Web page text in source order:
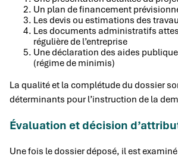
Un plan de financement
Les devis ou estimations des
Les documents administratifs
régulière de l’entreprise
Une déclaration des aides
(régime de minimis)
La qualité et la complétude du dossier
déterminants pour l’instruction de la
Évaluation et décision
Une fois le dossier déposé, il est